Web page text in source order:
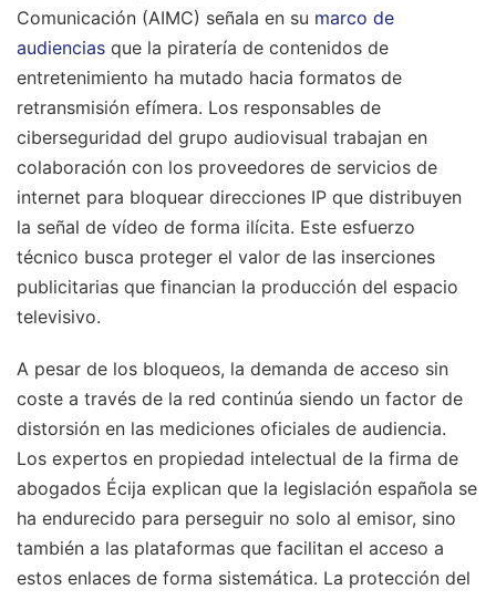
Comunicación (AIMC) señala en su marco de
audiencias que la piratería de contenidos de
entretenimiento ha mutado hacia formatos de
retransmisión efímera. Los responsables de
ciberseguridad del grupo audiovisual trabajan en
colaboración con los proveedores de servicios de
internet para bloquear direcciones IP que distribuyen
la señal de vídeo de forma ilícita. Este esfuerzo
técnico busca proteger el valor de las inserciones
publicitarias que financian la producción del espacio
televisivo.
A pesar de los bloqueos, la demanda de acceso sin
coste a través de la red continúa siendo un factor de
distorsión en las mediciones oficiales de audiencia.
Los expertos en propiedad intelectual de la firma de
abogados Écija explican que la legislación española se
ha endurecido para perseguir no solo al emisor, sino
también a las plataformas que facilitan el acceso a
estos enlaces de forma sistemática. La protección del